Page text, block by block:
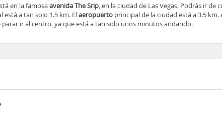
en la famosaavenida The Srip, en la ciudad de Las Vegas. Podrás ir de
está a tan solo 1.5 km. Elaeropuerto principal de la ciudad está a 3.5 km.
ir al centro, ya que está a tan solo unos minutos andando.